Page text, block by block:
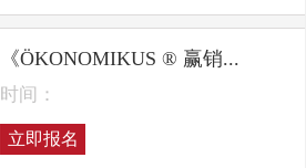
《ÖKONOMIKUS ® 赢销...
时间：
立即报名